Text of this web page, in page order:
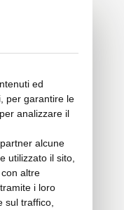
ed
per garantire le
analizzare il
alcune
utilizzato il sito,
altre
i loro
sul traffico,